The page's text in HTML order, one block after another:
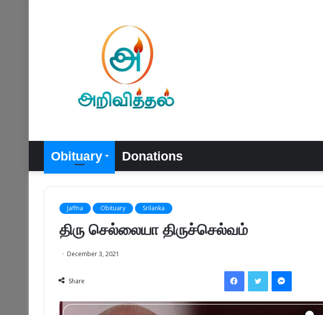
Obituary Donations
Jaffna Obituary Srilanka
திரு செல்லையா திருச்செல்வம்
December 3, 2021
Share
FacebookTwitter Messenger